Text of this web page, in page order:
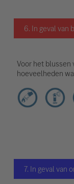
6. In geval van
Voor het blussen
hoeveelheden
7. In geval van